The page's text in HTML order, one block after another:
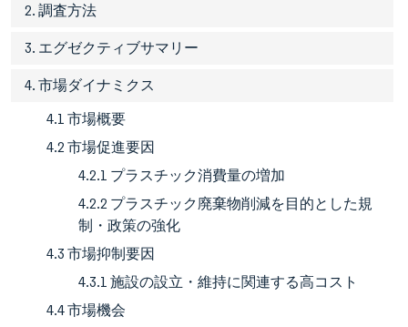
2. 調査方法
3. エグゼクティブサマリー
4. 市場ダイナミクス
4.1 市場概要
4.2 市場促進要因
4.2.1 プラスチック消費量の増加
4.2.2 プラスチック廃棄物削減を目的とした規
制・政策の強化
4.3 市場抑制要因
4.3.1 施設の設立・維持に関連する高コスト
4.4 市場機会